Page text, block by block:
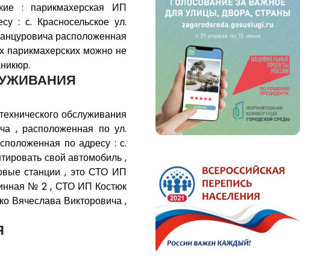
: парикмахерская ИП
: с. Красносельское ул.
расположенная
парикмахерских можно не
обслуживания
, расположенная по ул.
по адресу : с.
свой автомобиль ,
станции , это СТО ИП
№ 2 , СТО ИП Костюк
Вячеслава Викторовича ,